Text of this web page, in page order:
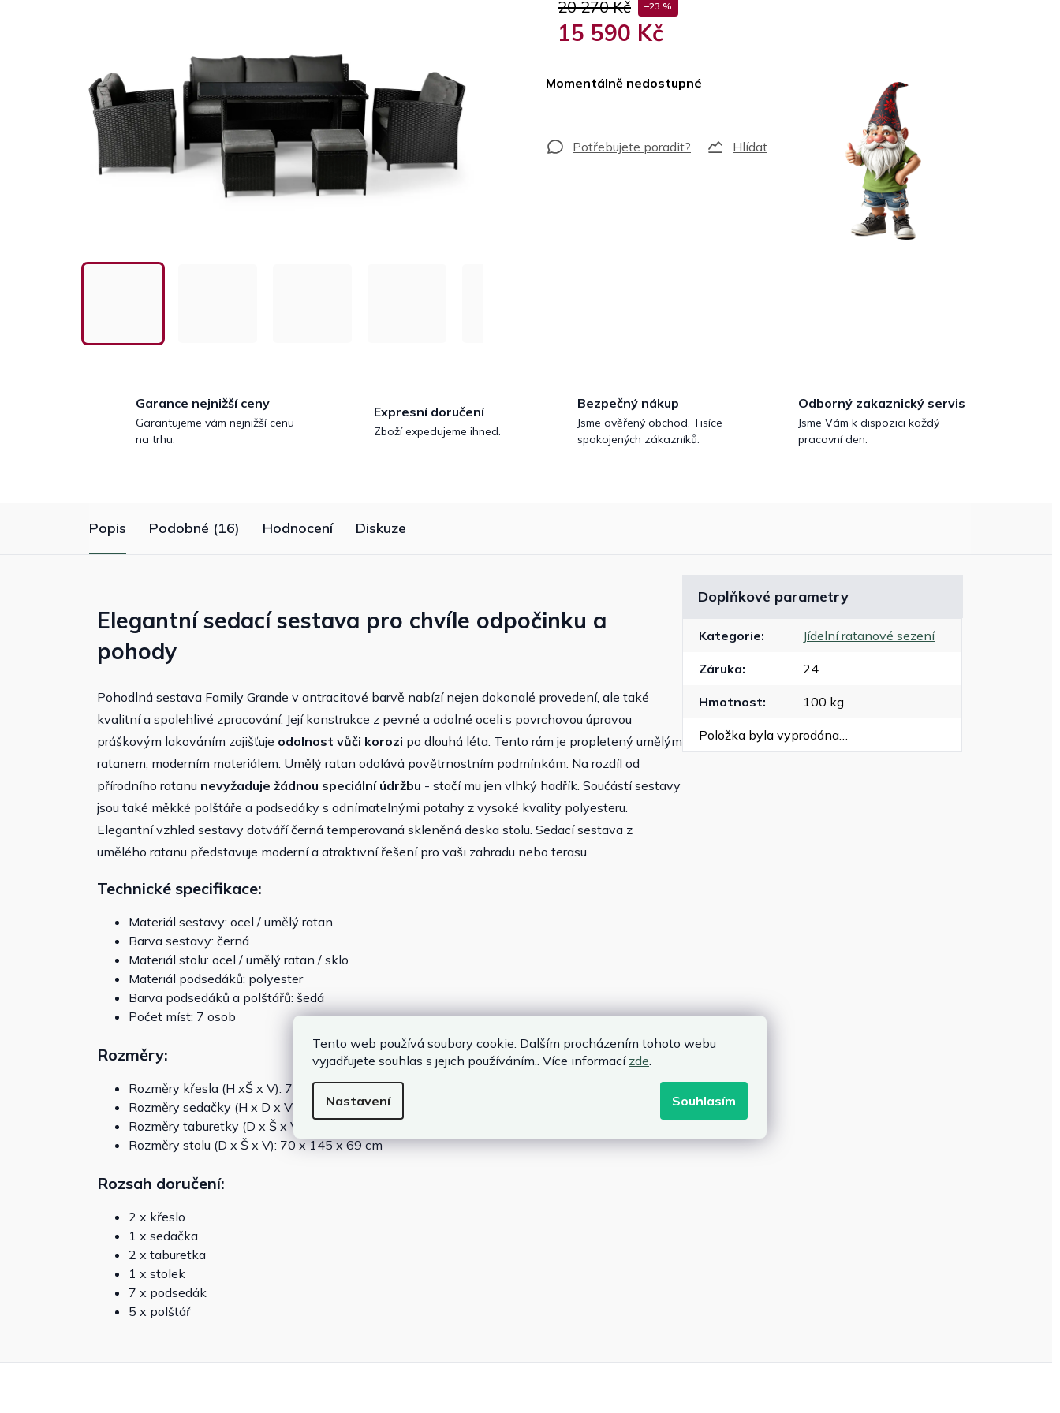
Tento web používá soubory cookie. Dalším procházením tohoto webu
vyjadřujete souhlas s jejich používáním.. Více informací zde
Nastavení Souhlasím
20 270 Kč –23 %
15 590 Kč
Momentálně nedostupné
Hlídat
Garance nejnižší ceny
Garantujeme vám nejnižší cenu
na trhu.
Expresní doručení
Zboží expedujeme ihned.
Bezpečný nákup
Jsme ověřený obchod. Tisíce
spokojených zákazníků.
Odborný zakaznický servis
Jsme Vám k dispozici každý
pracovní den.
Popis Podobné (16) Hodnocení Diskuze
Elegantní sedací sestava pro chvíle odpočinku a
pohody
Pohodlná sestava Family Grande v antracitové barvě nabízí nejen dokonalé provedení, ale také
kvalitní a spolehlivé zpracování. Její konstrukce z pevné a odolné oceli s povrchovou úpravou
práškovým lakováním zajišťuje odolnost vůči korozi po dlouhá léta. Tento rám je propletený umělým
ratanem, moderním materiálem. Umělý ratan odolává povětrnostním podmínkám. Na rozdíl od
přírodního ratanu nevyžaduje žádnou speciální údržbu - stačí mu jen vlhký hadřík. Součástí sestavy
jsou také měkké polštáře a podsedáky s odnímatelnými potahy z vysoké kvality polyesteru.
Elegantní vzhled sestavy dotváří černá temperovaná skleněná deska stolu. Sedací sestava z
umělého ratanu představuje moderní a atraktivní řešení pro vaši zahradu nebo terasu.
Technické specifikace:
Materiál sestavy: ocel / umělý ratan
Barva sestavy: černá
Materiál stolu: ocel / umělý ratan / sklo
Materiál podsedáků: polyester
Barva podsedáků a polštářů: šedá
Počet míst: 7 osob
Rozměry:
Rozměry křesla (H xŠ x V): 72 x 67 x 73 cm
Rozměry sedačky (H x D x V): 72 x 175 x 73 cm
Rozměry taburetky (D x Š x V): 40 x 40 x 35 cm
Rozměry stolu (D x Š x V): 70 x 145 x 69 cm
Rozsah doručení:
2 x křeslo
1 x sedačka
2 x taburetka
1 x stolek
7 x podsedák
5 x polštář
Doplňkové parametry
Kategorie: Jídelní ratanové sezení
Záruka: 24
Hmotnost: 100 kg
Položka byla vyprodána…